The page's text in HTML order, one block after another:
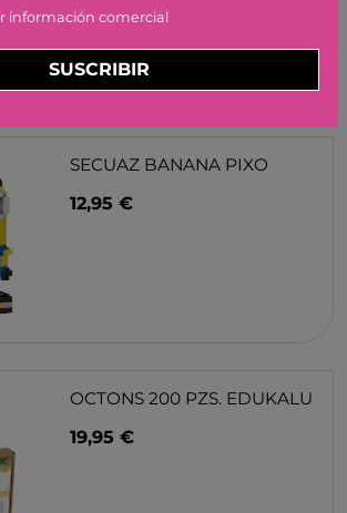
SECUAZ BANANA PIXO
12,95 €
OCTONS 200 PZS. EDUKALU
19,95 €
información comercial
SUSCRIBIR